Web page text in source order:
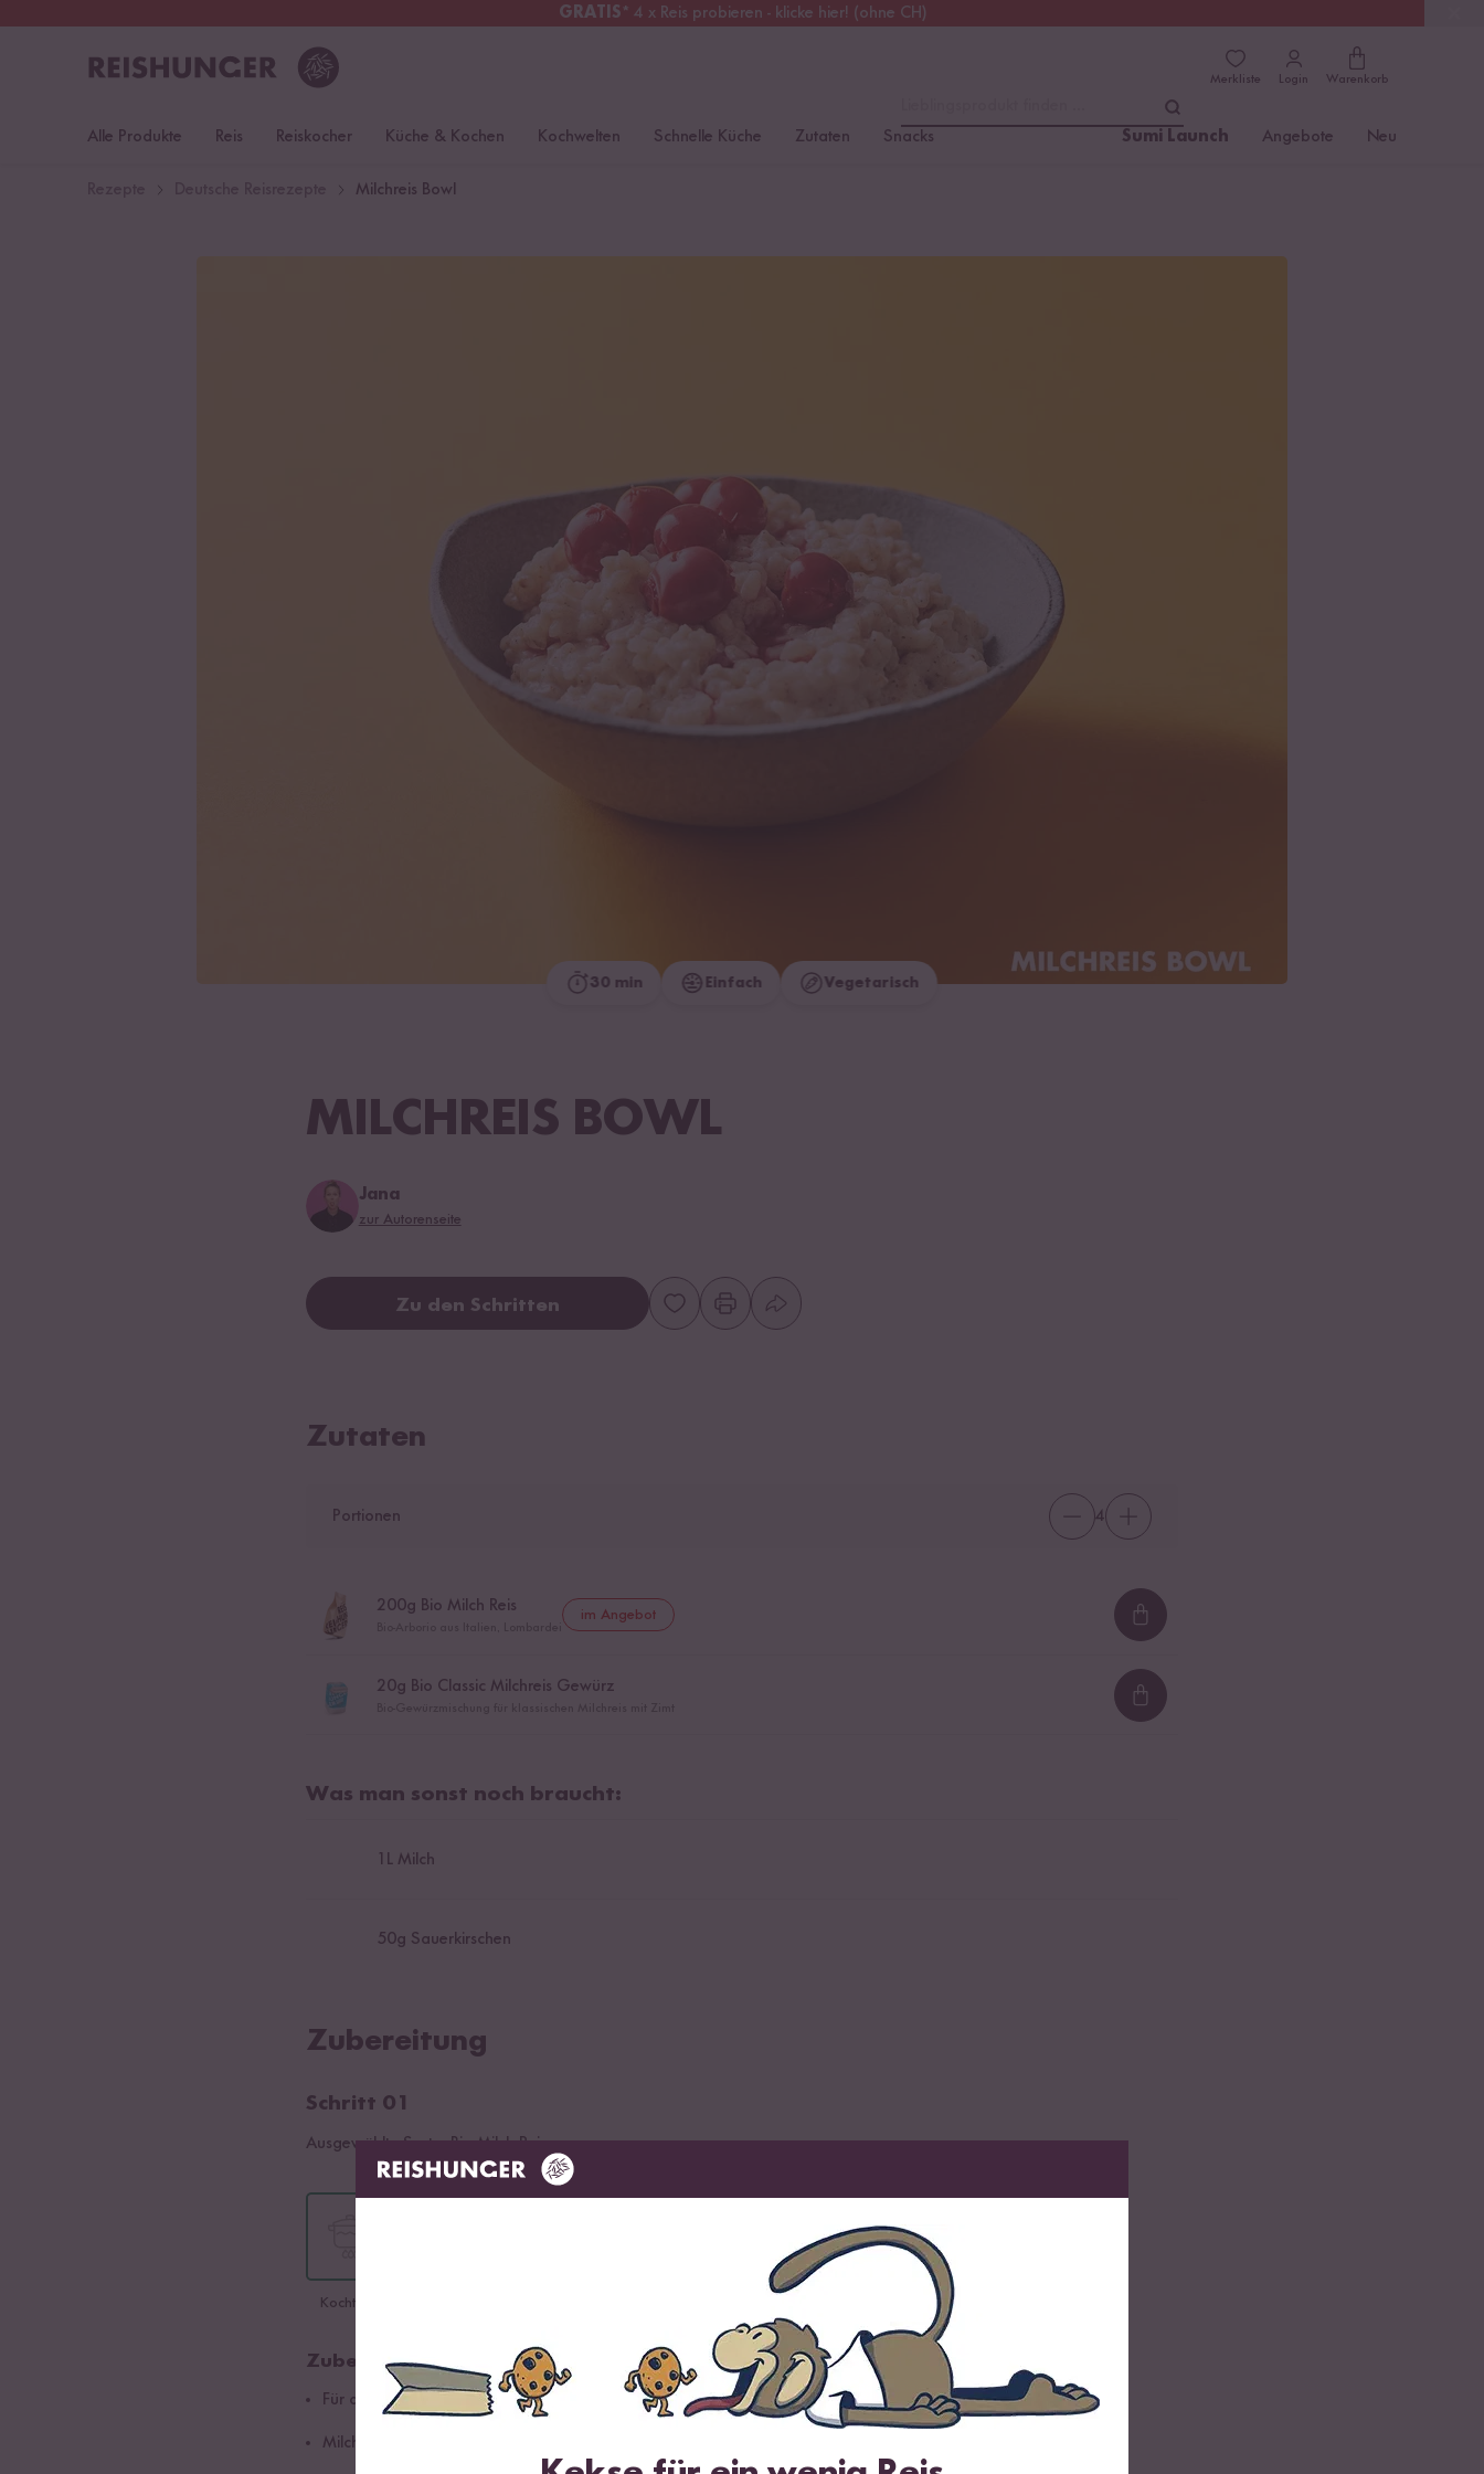
GRATIS* 4 x Reis probieren - klicke hier! (ohne CH)
Alle Zölle & Steuern inklusive
Merkliste Login Warenkorb
Alle Produkte Reis Reiskocher Küche & Kochen Kochwelten Schnelle Küche Zutaten Snacks Sumi Launch Angebote Neu
Milchreis Bowl
30 min Einfach Vegetarisch
MILCHREIS BOWL
Jana
zur Autorenseite
Zu den Schritten
Zutaten
Portionen 4
200g Bio Milch Reis im Angebot
Loading...
20g Bio Classic Milchreis Gewürz
Loading...
Was man sonst noch braucht:
1 L Milch
50g Sauerkirschen
Zubereitung
Schritt 01
Ausgewählte Sorte: Bio Milch Reis
Kochtopf
Zubereitung im Kochtopf:
Für die Zubereitung Milchreis in einen Kochtopf geben.
Milch dazugeben. Nach Belieben Salz und Zucker sowie Zimt hinzugeben.